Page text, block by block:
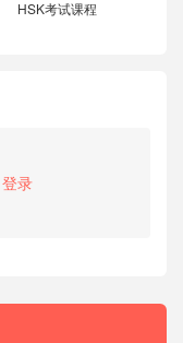
HSK考试课程
登录